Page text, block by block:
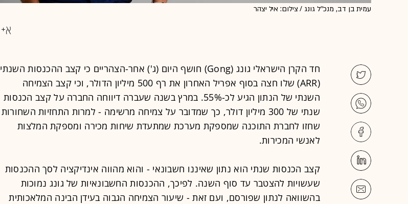
עמית בן דב, מנכ''ל גונג / צילום: איל יצהר
חד הקרן הישראלי גונג (Gong) חושף היום (ג') אחר-הצהריים כי קצב ההכנסות השנתי
(ARR) שלו חצה בסוף אפריל האחרון את רף 500 מיליון הדולר, וכי קצב הצמיחה
השנתי של הנתון הגיע לכ-55%. במרץ בשנה שעברה דיווחה החברה על קצב הכנסות
שנתי של 300 מיליון דולר, כך שמדובר על צמיחה מרשימה - למרות התחזיות השחורות
שחזו לחברת התוכנה שמספקת מערכת שמתעדת שיחות מכירה ומספקת המלצות
לאנשי המכירות.
קצב הכנסות שנתי הוא נתון שאיננו חשבונאי - והוא מהווה אינדיקציה לסך ההכנסות
שעשויות להצטבר עד סוף השנה. לפיכך, ההכנסות החשבונאיות של גונג נמוכות
בהשוואה לנתון שפורסם, ועם זאת - שיעור הצמיחה הגבוה בעידן הבינה המלאכותית